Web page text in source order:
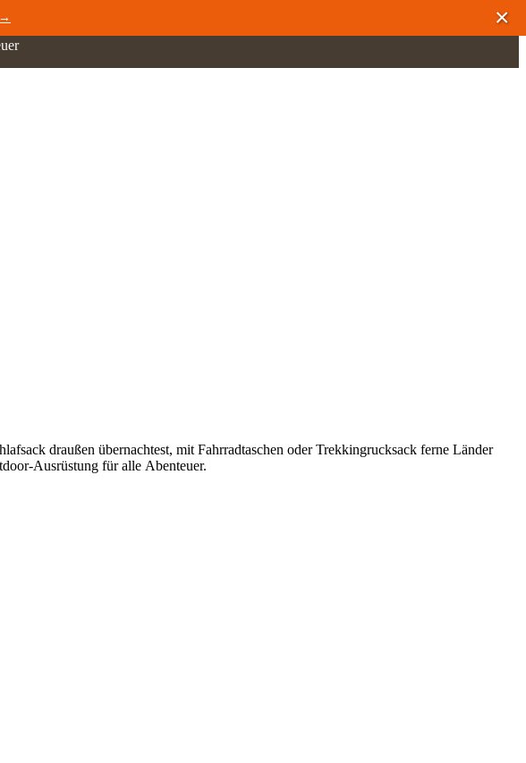
draußen übernachtest, mit Fahrradtaschen oder Trekkingrucksack ferne Länder
Ausrüstung für alle Abenteuer.